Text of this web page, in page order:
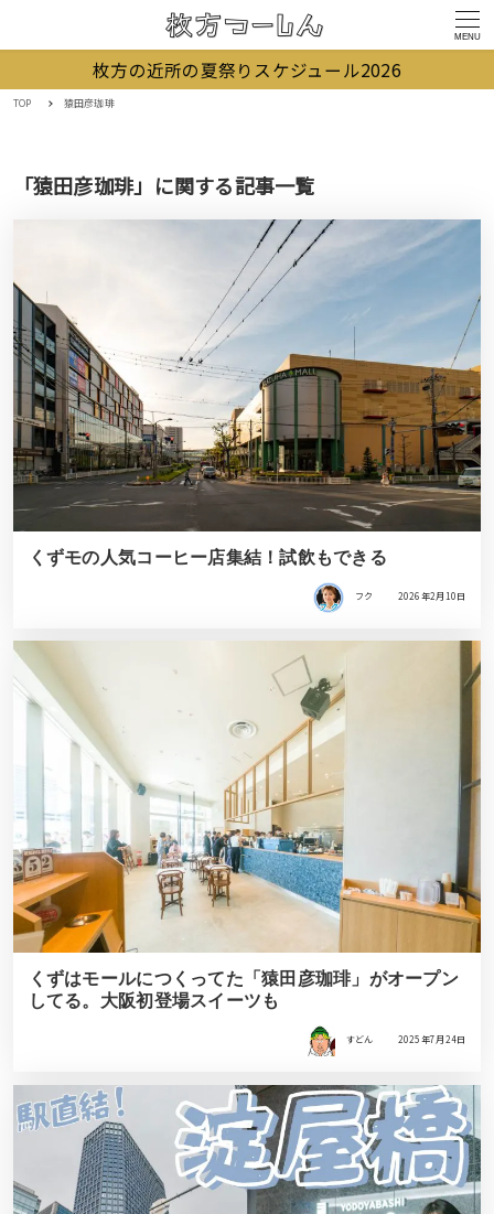
MENU
枚方の近所の夏祭りスケジュール2026
TOP 猿田彦珈琲
「猿田彦珈琲」に関する記事一覧
くずモの人気コーヒー店集結！試飲もできる
フク 2026年2月10日
くずはモールにつくってた「猿田彦珈琲」がオープン
してる。大阪初登場スイーツも
すどん 2025年7月24日